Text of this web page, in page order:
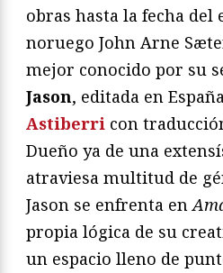
obras hasta la fecha
noruego John Arne
mejor conocido por su
Jason, editada en
Astiberri con
Dueño ya de una
atraviesa multitud de
Jason se enfrenta en
propia lógica de su
un espacio lleno de